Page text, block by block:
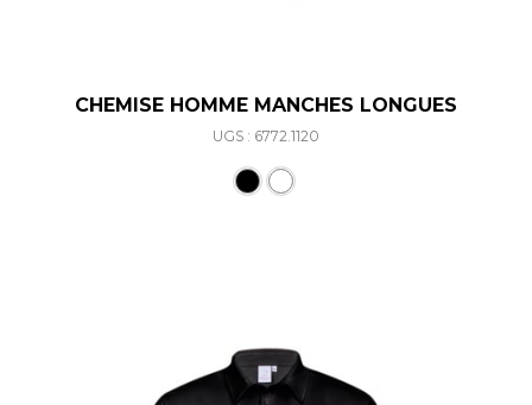
CHEMISE HOMME MANCHES LONGUES
UGS : 6772.1120